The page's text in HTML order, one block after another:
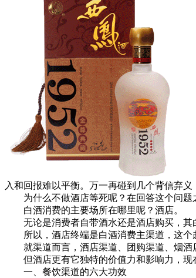
入和回报难以平衡。万一再碰到几个背信弃
为什么不做酒店等死呢？在回答这个问题
白酒消费的主要场所在哪里呢？酒店。
无论是消费者自带酒水还是酒店购买，其
所以，酒店终端是白酒消费主渠道，这个
就渠道而言，酒店渠道、团购渠道、烟酒
但酒店更有它独特的价值力和影响力，现
一、餐饮渠道的六大功效